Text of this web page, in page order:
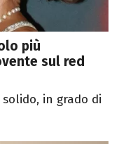
più
sul red
in grado di